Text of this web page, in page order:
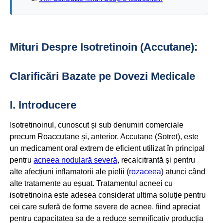
Mituri Despre Isotretinoin (Accutane):
Clarificări Bazate pe Dovezi Medicale
I. Introducere
Isotretinoinul, cunoscut și sub denumiri comerciale
precum Roaccutane și, anterior, Accutane (Sotret), este
un medicament oral extrem de eficient utilizat în principal
pentru acneea nodulară severă, recalcitrantă și pentru
alte afecțiuni inflamatorii ale pielii (rozaceea) atunci când
alte tratamente au eșuat. Tratamentul acneei cu
isotretinoina este adesea considerat ultima soluție pentru
cei care suferă de forme severe de acnee, fiind apreciat
pentru capacitatea sa de a reduce semnificativ producția